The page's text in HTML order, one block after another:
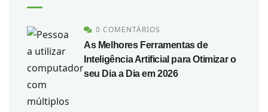
0 COMENTÁRIOS
As Melhores Ferramentas de
Inteligência Artificial para Otimizar o
seu Dia a Dia em 2026